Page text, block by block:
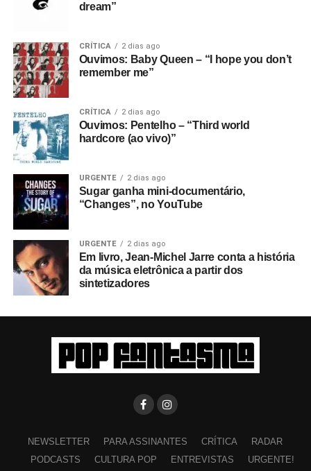
dream”
CRÍTICA 2 dias ago
Ouvimos: Baby Queen – “I hope you don’t
remember me”
CRÍTICA 2 dias ago
Ouvimos: Pentelho – “Third world
hardcore (ao vivo)”
URGENTE 2 dias ago
Sugar ganha mini-documentário,
“Changes”, no YouTube
URGENTE 2 dias ago
Em livro, Jean-Michel Jarre conta a história
da música eletrônica a partir dos
sintetizadores
NEWSLETTER PARA ASSINANTES CRÍTICA
RADAR
PODCASTS
CULTURA POP ENTREVISTAS URGENTE!